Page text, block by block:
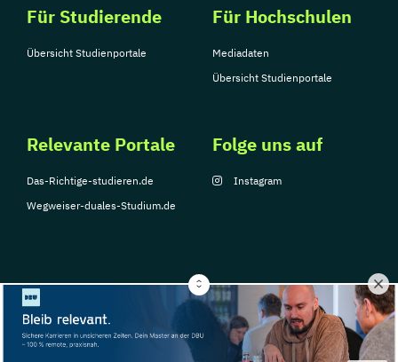
Für Studierende
Übersicht Studienportale
Für Hochschulen
Mediadaten
Übersicht Studienportale
Relevante Portale
Das-Richtige-studieren.de
Wegweiser-duales-Studium.de
Folge uns auf
Instagram
© Copyright 2026, TarGroup Media GmbH
Impressum
Über Datenschutzerklärung Nutzungsbedingungen